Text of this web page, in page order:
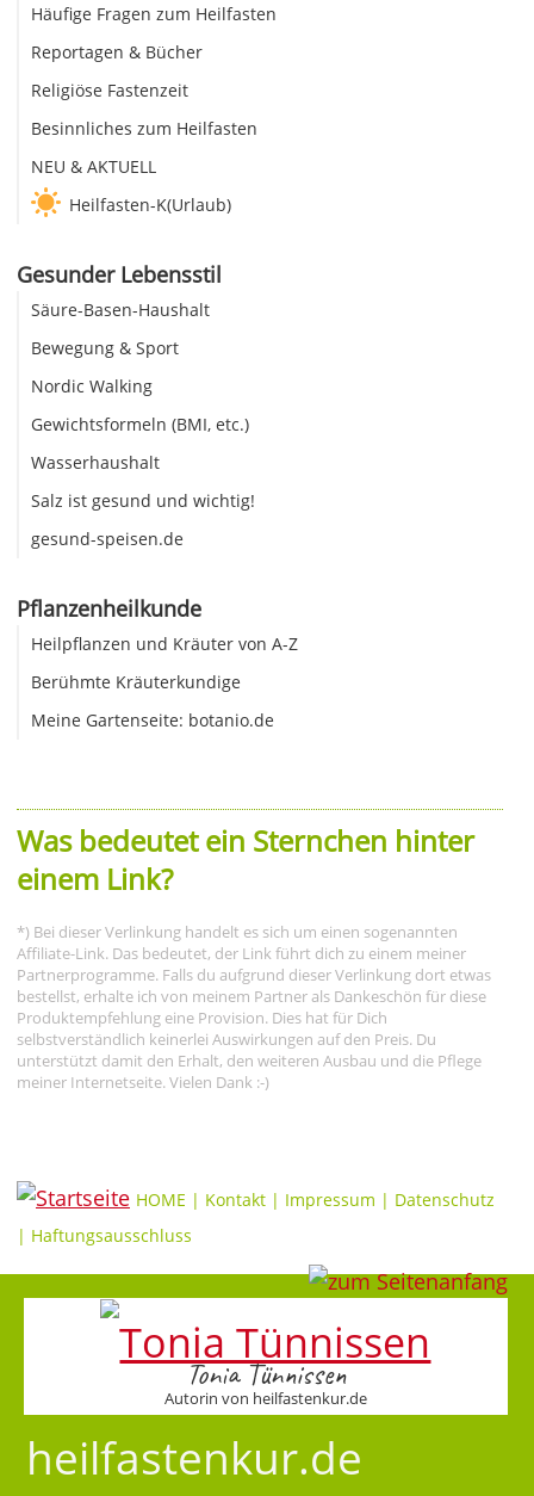
Häufige Fragen zum Heilfasten
Reportagen & Bücher
Religiöse Fastenzeit
Besinnliches zum Heilfasten
NEU & AKTUELL
Heilfasten-K(Urlaub)
Gesunder Lebensstil
Säure-Basen-Haushalt
Bewegung & Sport
Nordic Walking
Gewichtsformeln (BMI, etc.)
Wasserhaushalt
Salz ist gesund und wichtig!
gesund-speisen.de
Pflanzenheilkunde
Heilpflanzen und Kräuter von A-Z
Berühmte Kräuterkundige
Meine Gartenseite: botanio.de
Was bedeutet ein Sternchen hinter
einem Link?
*) Bei dieser Verlinkung handelt es sich um einen sogenannten
Affiliate-Link. Das bedeutet, der Link führt dich zu einem meiner
Partnerprogramme. Falls du aufgrund dieser Verlinkung dort etwas
bestellst, erhalte ich von meinem Partner als Dankeschön für diese
Produktempfehlung eine Provision. Dies hat für Dich
selbstverständlich keinerlei Auswirkungen auf den Preis. Du
unterstützt damit den Erhalt, den weiteren Ausbau und die Pflege
meiner Internetseite. Vielen Dank :-)
HOME | Kontakt | Impressum | Datenschutz
| Haftungsausschluss
Tonia Tünnissen
Autorin von heilfastenkur.de
heilfastenkur.de